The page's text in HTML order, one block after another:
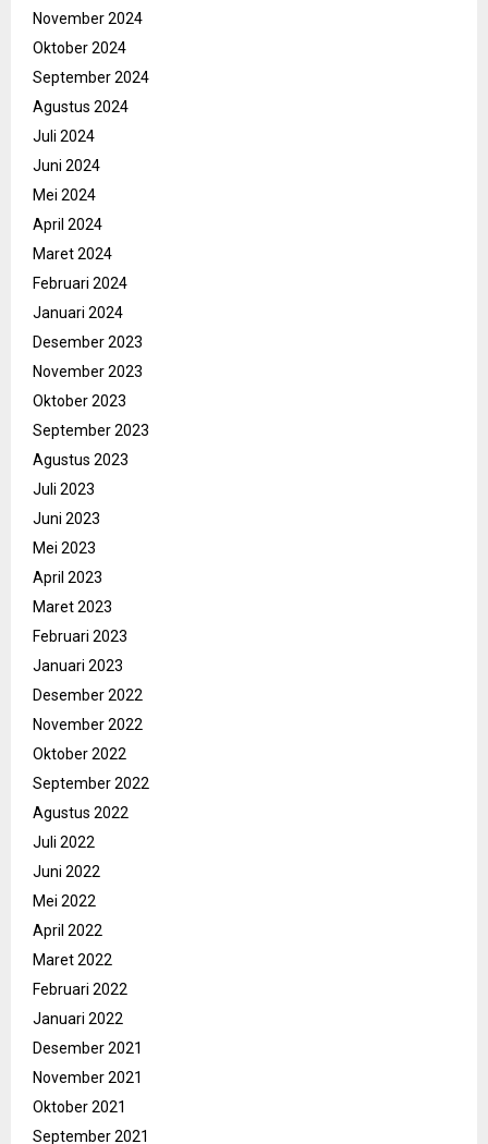
November 2024
Oktober 2024
September 2024
Agustus 2024
Juli 2024
Juni 2024
Mei 2024
April 2024
Maret 2024
Februari 2024
Januari 2024
Desember 2023
November 2023
Oktober 2023
September 2023
Agustus 2023
Juli 2023
Juni 2023
Mei 2023
April 2023
Maret 2023
Februari 2023
Januari 2023
Desember 2022
November 2022
Oktober 2022
September 2022
Agustus 2022
Juli 2022
Juni 2022
Mei 2022
April 2022
Maret 2022
Februari 2022
Januari 2022
Desember 2021
November 2021
Oktober 2021
September 2021